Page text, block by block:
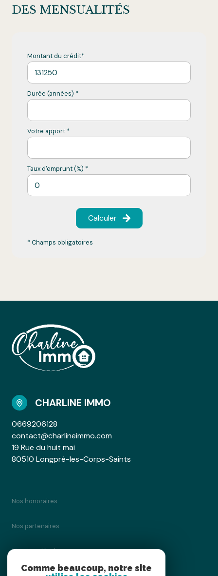
DES MENSUALITÉS
Montant du crédit*
Durée (années) *
Votre apport *
Taux d'emprunt (%) *
Calculer
* Champs obligatoires
CHARLINE IMMO
0669206128
contact@charlineimmo.com
19 Rue du huit mai
80510 Longpré-les-Corps-Saints
Nos honoraires
Nos partenaires
Mentions légales
Comme beaucoup, notre site